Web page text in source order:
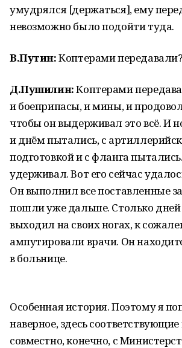
умудрялся [держаться], ему
невозможно было подойти туда.
В.Путин:Коптерами передавали?
Д.Пушилин:Коптерами
и боеприпасы, и мины, и
чтобы он выдерживал это всё. И
и днём пытались, с
подготовкой и с фланга
удерживал. Вот его сейчас
Он выполнил все поставленные
пошли уже дальше. Столько
выходил на своих ногах, к
ампутировали врачи. Он
в больнице.
Особенная история. Поэтому я
наверное, здесь
совместно, конечно, с